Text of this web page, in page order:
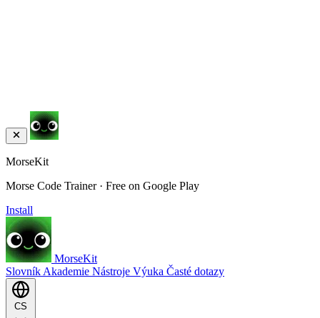
MorseKit
Morse Code Trainer · Free on Google Play
Install
MorseKit
Slovník Akademie Nástroje Výuka Časté dotazy